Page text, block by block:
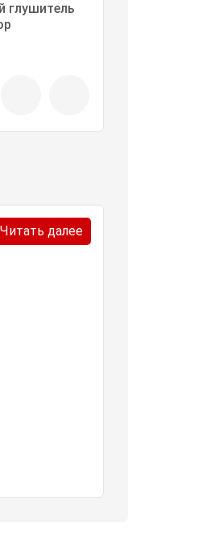
глушитель
Читать далее